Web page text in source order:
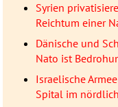
Syrien
Reichtum einer
Dänische und
Nato ist
Israelische
Spital im